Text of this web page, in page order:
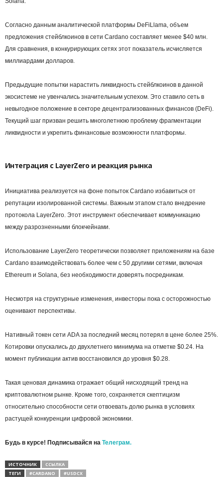
Согласно данным аналитической платформы DeFiLlama, объем
предложения стейблкоинов в сети Cardano составляет менее $40 млн.
Для сравнения, в конкурирующих сетях этот показатель исчисляется
миллиардами долларов.
Предыдущие попытки нарастить ликвидность стейблкоинов в данной
экосистеме не увенчались значительным успехом. Это ставило сеть в
невыгодное положение в секторе децентрализованных финансов (DeFi).
Текущий шаг призван решить многолетнюю проблему фрагментации
ликвидности и укрепить финансовые возможности платформы.
Интеграция с LayerZero и реакция рынка
Инициатива реализуется на фоне попыток Cardano избавиться от
репутации изолированной системы. Важным этапом стало внедрение
протокола LayerZero. Этот инструмент обеспечивает коммуникацию
между разрозненными блокчейнами.
Использование LayerZero теоретически позволяет приложениям на базе
Cardano взаимодействовать более чем с 50 другими сетями, включая
Ethereum и Solana, без необходимости доверять посредникам.
Несмотря на структурные изменения, инвесторы пока с осторожностью
оценивают перспективы.
Нативный токен сети ADA за последний месяц потерял в цене более 25%.
Котировки опускались до двухлетнего минимума на отметке $0.24. На
момент публикации актив восстановился до уровня $0.28.
Такая ценовая динамика отражает общий нисходящий тренд на
криптовалютном рынке. Кроме того, сохраняется скептицизм
относительно способности сети отвоевать долю рынка в условиях
растущей конкуренции цифровой экономики.
Будь в курсе! Подписывайся на Телеграм.
ИСТОЧНИК
ССЫЛКА
ТЕГИ
#CARDANO #USDCX